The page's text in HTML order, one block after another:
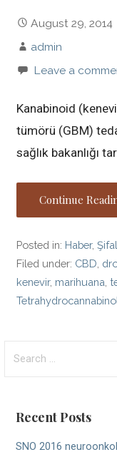
August 29, 2014
admin
Leave a
Kanabinoid
tümörü (GBM)
sağlık bakanlığı
Continue
Posted in: Haber,
Filed under: CBD
kenevir, marihuana ,
Tetrahydrocannabinol
for:
Recent Posts
SNO 2016